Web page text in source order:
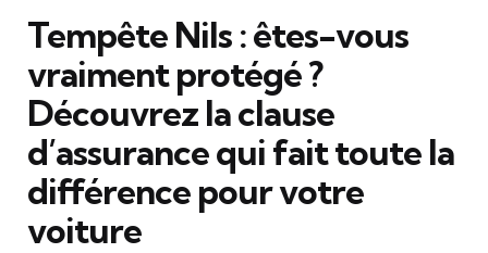
Tempête Nils : êtes-vous
vraiment protégé ?
Découvrez la clause
d’assurance qui fait toute la
différence pour votre
voiture